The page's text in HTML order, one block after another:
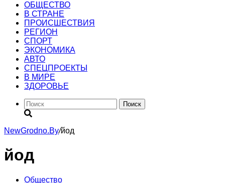
ОБЩЕСТВО
В СТРАНЕ
ПРОИСШЕСТВИЯ
РЕГИОН
CПОРТ
ЭКОНОМИКА
АВТО
СПЕЦПРОЕКТЫ
В МИРЕ
ЗДОРОВЬЕ
Поиск
NewGrodno.By/йод
йод
Общество